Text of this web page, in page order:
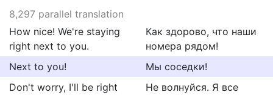
8,297 parallel translation
How nice! We're staying
right next to you.
Как здорово, что наши
номера рядом!
Next to you!
Мы соседки!
Don't worry, I'll be right
Не волнуйся. Я все